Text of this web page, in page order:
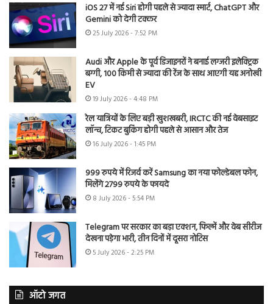
iOS 27 में नई Siri होगी पहले से ज्यादा स्मार्ट, ChatGPT और
Gemini को देगी टक्कर
25 July 2026 - 7:52 PM
Audi और Apple के पूर्व डिजाइनरों ने बनाई लग्जरी इलेक्ट्रिक
बग्गी, 100 किमी से ज्यादा की रेंज के साथ आएगी यह अनोखी
EV
19 July 2026 - 4:48 PM
रेल यात्रियों के लिए बड़ी खुशखबरी, IRCTC की नई वेबसाइट
लॉन्च, टिकट बुकिंग होगी पहले से आसान और तेज
16 July 2026 - 1:45 PM
999 रुपये में रिजर्व करें Samsung का नया फोल्डेबल फोन,
मिलेंगे 2799 रुपये के फायदे
8 July 2026 - 5:54 PM
Telegram पर सरकार का बड़ा एक्शन, फिल्में और वेब सीरीज
देखना पड़ेगा भारी, तीन दिनों में दूसरा नोटिस
5 July 2026 - 2:25 PM
ऑटो जगत